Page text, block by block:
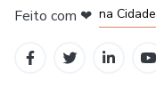
Feito com ❤ na